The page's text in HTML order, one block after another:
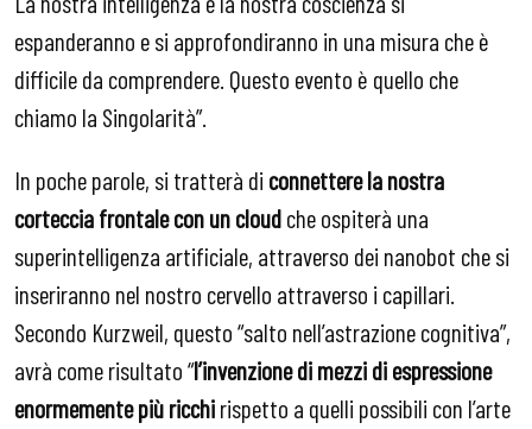
espanderanno e si approfondiranno in una misura che è
difficile da comprendere. Questo evento è quello che
chiamo la Singolarità”.
In poche parole, si tratterà di connettere la nostra
corteccia frontale con un cloudche ospiterà una
superintelligenza artificiale, attraverso dei nanobot che si
inseriranno nel nostro cervello attraverso i capillari.
Secondo Kurzweil, questo “salto nell’astrazione cognitiva”,
avrà come risultato “l’invenzione di mezzi di espressione
enormemente più ricchirispetto a quelli possibili con l’arte